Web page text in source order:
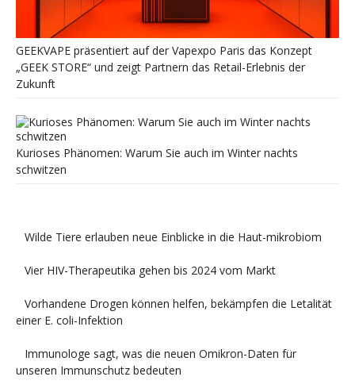
GEEKVAPE präsentiert auf der Vapexpo Paris das Konzept
„GEEK STORE“ und zeigt Partnern das Retail-Erlebnis der
Zukunft
Kurioses Phänomen: Warum Sie auch im Winter nachts
schwitzen
Wilde Tiere erlauben neue Einblicke in die Haut-mikrobiom
Vier HIV-Therapeutika gehen bis 2024 vom Markt
Vorhandene Drogen können helfen, bekämpfen die Letalität
einer E. coli-Infektion
Immunologe sagt, was die neuen Omikron-Daten für
unseren Immunschutz bedeuten